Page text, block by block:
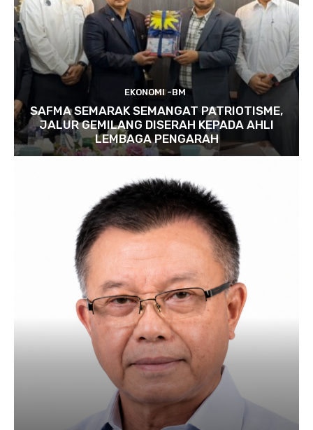
EKONOMI -BM
SAFMA SEMARAK SEMANGAT PATRIOTISME,
JALUR GEMILANG DISERAH KEPADA AHLI
LEMBAGA PENGARAH